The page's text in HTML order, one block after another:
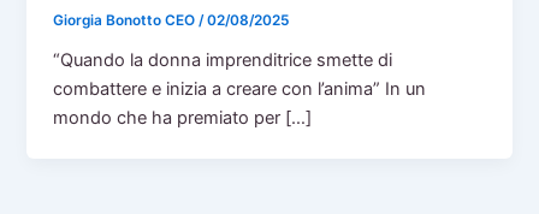
Giorgia Bonotto CEO/02/08/2025
“Quando la donna imprenditrice smette di
combattere e inizia a creare con l’anima” In un
mondo che ha premiato per […]